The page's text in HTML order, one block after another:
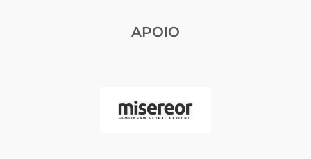
APOIO